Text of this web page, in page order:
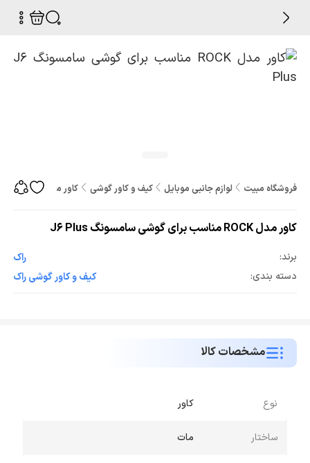
فروشگاه مبیت لوازم جانبی موبایل کیف و کاور گوشی کاور مدل ROCK مناسب برای گوشی سامسونگ J6 Plus
کاور مدل ROCK مناسب برای گوشی سامسونگ J6 Plus
برند:
راک
دسته بندی:
کیف و کاور گوشی راک
مشخصات کالا
نوع کاور
ساختار مات